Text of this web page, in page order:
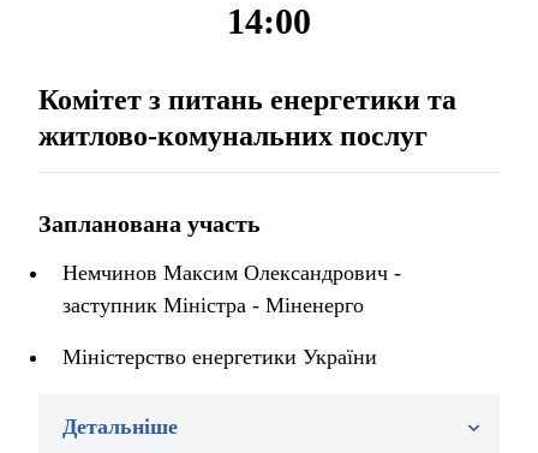
14:00
Комітет з питань енергетики та
житлово-комунальних послуг
Запланована участь
Немчинов Максим Олександрович -
заступник Міністра - Міненерго
Міністерство енергетики України
Детальніше